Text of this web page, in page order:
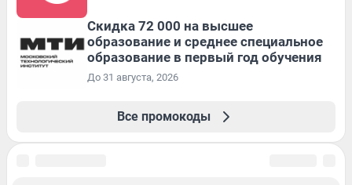
Скидка 72 000 на высшее
образование и среднее специальное
образование в первый год обучения
До 31 августа, 2026
Все промокоды